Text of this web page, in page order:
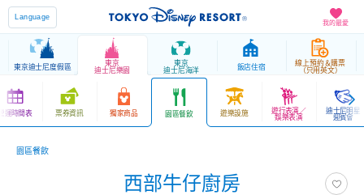
我的最愛
Language
東京迪士尼度假區
東京
迪士尼樂園
東京
迪士尼海洋
飯店住宿
線上預約＆購票
（只用英文）
運時間表 票券資訊 獨家商品 園區餐飲 遊樂設施 遊行表演／
娛樂表演
迪士尼明星
迎賓會
園區餐飲
西部牛仔廚房